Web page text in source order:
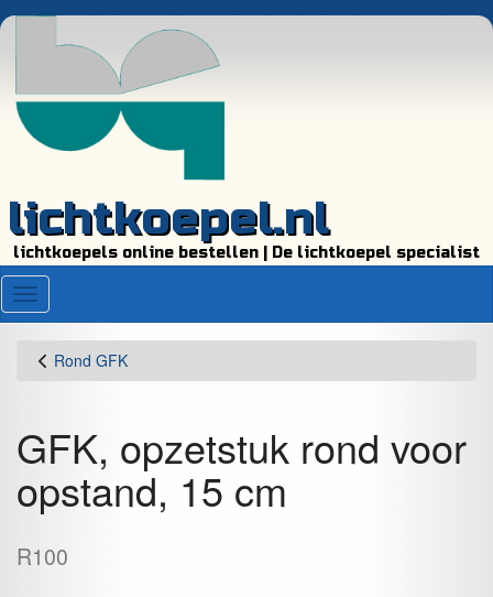
lichtkoepel.nl
lichtkoepels online bestellen | De lichtkoepel specialist
Menu
Rond GFK
GFK, opzetstuk rond voor
opstand, 15 cm
R100